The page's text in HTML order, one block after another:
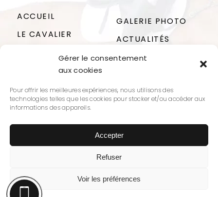
Gérer le consentement
aux cookies
Pour offrir les meilleures expériences, nous utilisons des
technologies telles que les cookies pour stocker et/ou accéder aux
informations des appareils.
Accepter
Refuser
Voir les préférences
ACCUEIL
INFRASTRUCTURES
GALERIE PHOTO
ACTUALITÉS
Les écuries de l'estey fleuri
Politique de confidentialité